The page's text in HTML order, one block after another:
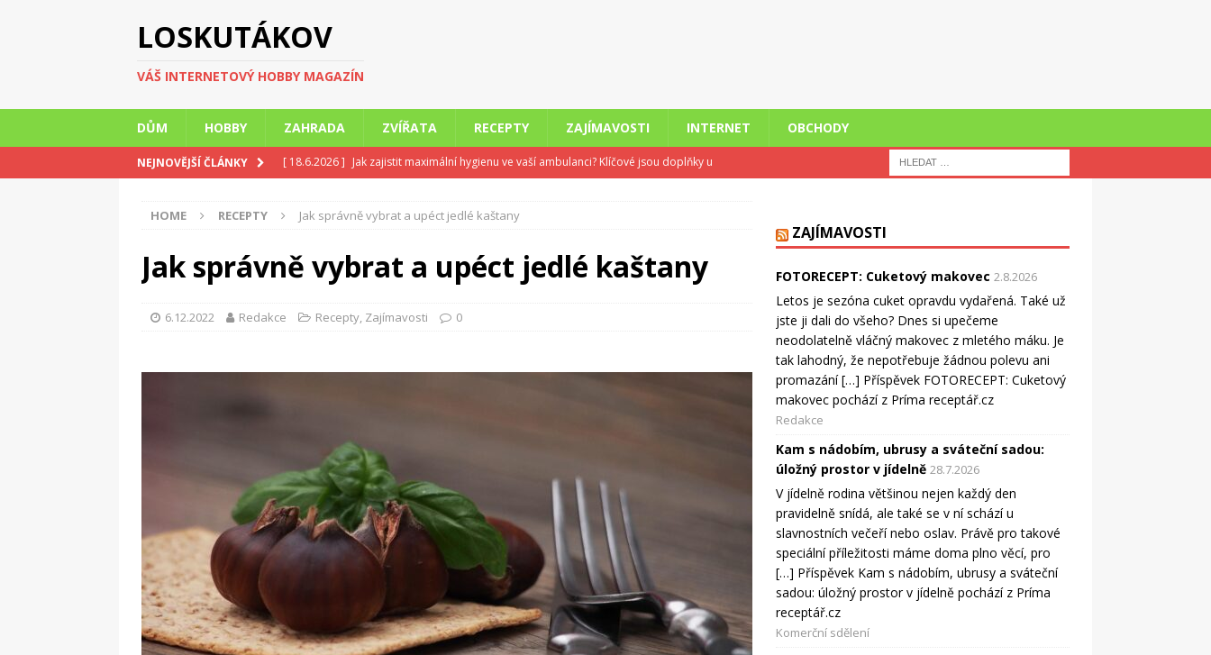
LOSKUTÁKOV
VÁŠ INTERNETOVÝ HOBBY MAGAZÍN
DŮM HOBBY ZAHRADA ZVÍŘATA RECEPTY ZAJÍMAVOSTI INTERNET OBCHODY
NEJNOVĚJŠÍ ČLÁNKY [ 18.6.2026 ] Jak zajistit maximální hygienu ve vaší ambulanci? Klíčové jsou doplňky u
[ 18.6.2026 ] Léto doma v pohodě: Klimatizace pro příjemné ochlazení domácnosti
INTERIÉR
[ 21.5.2026 ]
Když tělo nemůže odpočívat aneb Jak bolest a zánět narušují spánek
ZAJÍMAVOSTI
[ 24.7.2026 ] Rekonstrukce staršího bytu versus koupě novostavby: Co se dnes více
HOME RECEPTY Jak správně vybrat a upéct jedlé kaštany
Jak správně vybrat a upéct jedlé kaštany
6.12.2022 Redakce Recepty, Zajímavosti 0
ZAJÍMAVOSTI
FOTORECEPT: Cuketový makovec 2.8.2026
Letos je sezóna cuket opravdu vydařená. Také už
jste ji dali do všeho? Dnes si upečeme
neodolatelně vláčný makovec z mletého máku. Je
tak lahodný, že nepotřebuje žádnou polevu ani
promazání […] Příspěvek FOTORECEPT: Cuketový
makovec pochází z Príma receptář.cz
Redakce
Kam s nádobím, ubrusy a sváteční sadou:
úložný prostor v jídelně 28.7.2026
V jídelně rodina většinou nejen každý den
pravidelně snídá, ale také se v ní schází u
slavnostních večeří nebo oslav. Právě pro takové
speciální příležitosti máme doma plno věcí, pro
[…] Příspěvek Kam s nádobím, ubrusy a sváteční
sadou: úložný prostor v jídelně pochází z Príma
receptář.cz
Komerční sdělení